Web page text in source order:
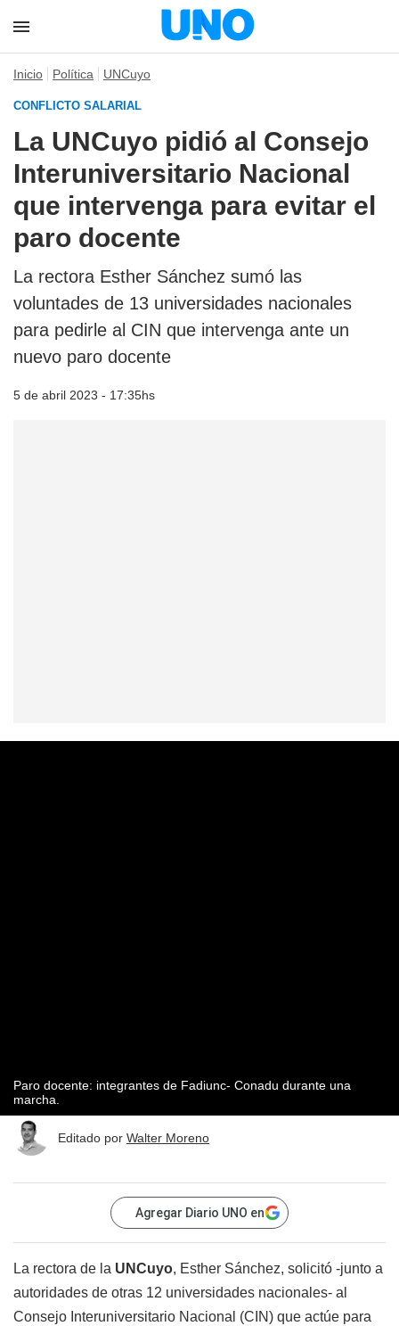
Inicio Política UNCuyo
CONFLICTO SALARIAL
La UNCuyo pidió al Consejo
Interuniversitario Nacional
que intervenga para evitar el
paro docente
La rectora Esther Sánchez sumó las
voluntades de 13 universidades nacionales
para pedirle al CIN que intervenga ante un
nuevo paro docente
5 de abril 2023 - 17:35hs
Paro docente: integrantes de Fadiunc- Conadu durante una
marcha.
Editado por Walter Moreno
Agregar Diario UNO en
La rectora de la UNCuyo, Esther Sánchez, solicitó -junto a
autoridades de otras 12 universidades nacionales- al
Consejo Interuniversitario Nacional (CIN) que actúe para